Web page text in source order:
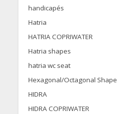
handicapés
Hatria
HATRIA COPRIWATER
Hatria shapes
hatria wc seat
Hexagonal/Octagonal Shape
HIDRA
HIDRA COPRIWATER